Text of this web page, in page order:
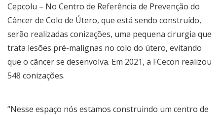
Cepcolu – No Centro de Referência de Prevenção do
Câncer de Colo de Útero, que está sendo construído,
serão realizadas conizações, uma pequena cirurgia que
trata lesões pré-malignas no colo do útero, evitando
que o câncer se desenvolva. Em 2021, a FCecon realizou
548 conizações.
“Nesse espaço nós estamos construindo um centro de